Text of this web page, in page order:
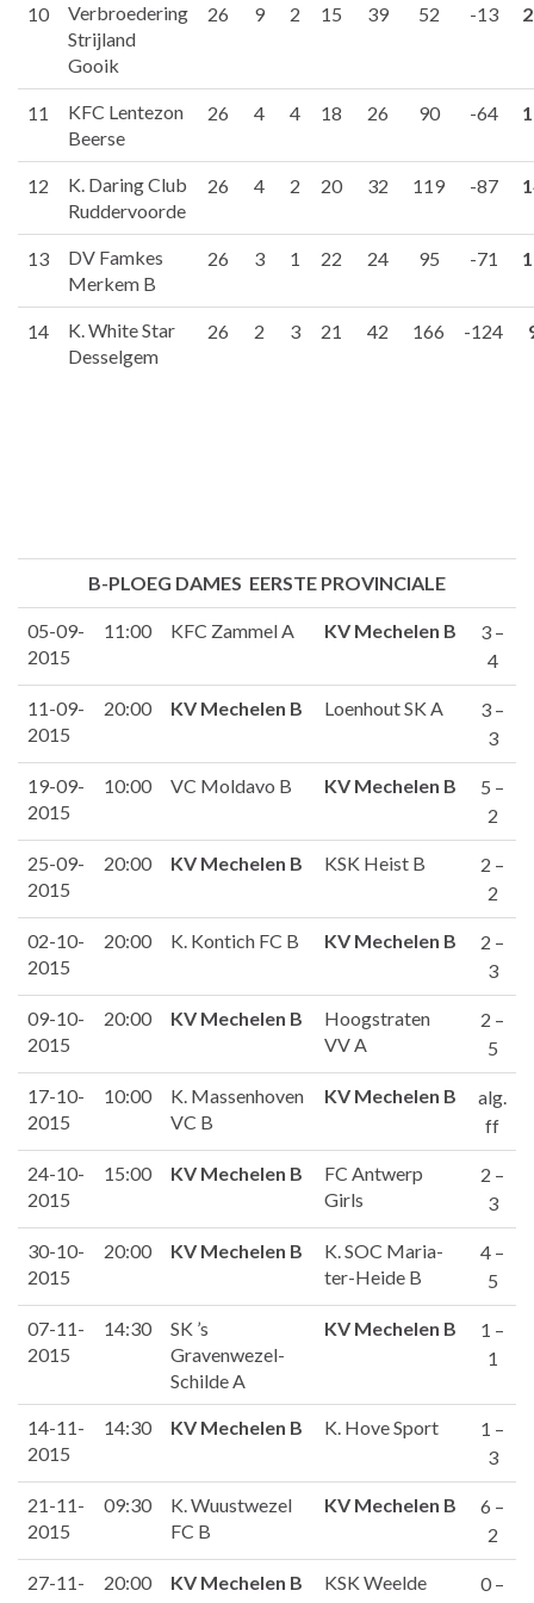
10
Verbroedering
Strijland
Gooik
26 9 2 15 39 52 -13
11
KFC Lentezon
Beerse
26 4 4 18 26 90 -64
12
K. Daring Club
Ruddervoorde
26 4 2 20 32 119 -87
13
DV Famkes
Merkem B
26 3 1 22 24 95 -71
14
K. White Star
Desselgem
26 2 3 21 42 166 -124
B-PLOEG DAMES EERSTE PROVINCIALE
05-09-
2015
11:00 KFC Zammel A KV Mechelen B
3 –
4
11-09-
2015
20:00 KV Mechelen B Loenhout SK A
3 –
3
19-09-
2015
10:00 VC Moldavo B KV Mechelen B
5 –
2
25-09-
2015
20:00 KV Mechelen B KSK Heist B
2 –
2
02-10-
2015
20:00 K. Kontich FC B KV Mechelen B
2 –
3
09-10-
2015
20:00 KV Mechelen B
Hoogstraten
VV A
2 –
5
17-10-
2015
10:00
K. Massenhoven
VC B
KV Mechelen B
alg.
ff
24-10-
2015
15:00 KV Mechelen B
FC Antwerp
Girls
2 –
3
30-10-
2015
20:00 KV Mechelen B
K. SOC Maria-
ter-Heide B
4 –
5
07-11-
2015
14:30
SK ’s
Gravenwezel-
Schilde A
KV Mechelen B
1 –
1
14-11-
2015
14:30 KV Mechelen B K. Hove Sport
1 –
3
21-11-
2015
09:30
K. Wuustwezel
FC B
KV Mechelen B
6 –
2
27-11-
20:00 KV Mechelen B KSK Weelde
0 –